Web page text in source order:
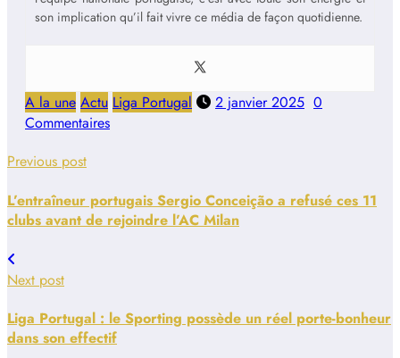
son implication qu’il fait vivre ce média de façon quotidienne.
A la une Actu Liga Portugal 2 janvier 2025 0
Commentaires
Previous post
L’entraîneur portugais Sergio Conceição a refusé ces 11
clubs avant de rejoindre l’AC Milan
Next post
Liga Portugal : le Sporting possède un réel porte-bonheur
dans son effectif